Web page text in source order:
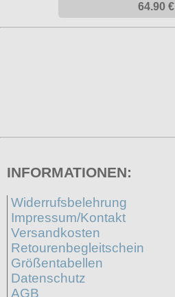
64.90 €
INFORMATIONEN:
Widerrufsbelehrung
Impressum/Kontakt
Versandkosten
Retourenbegleitschein
Größentabellen
Datenschutz
AGB